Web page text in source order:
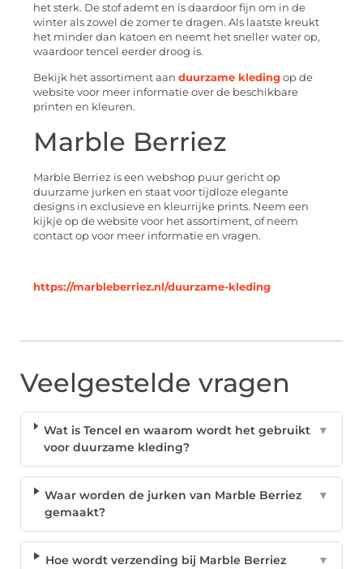
het sterk. De stof ademt en is daardoor fijn om in de
winter als zowel de zomer te dragen. Als laatste kreukt
het minder dan katoen en neemt het sneller water op,
waardoor tencel eerder droog is.
Bekijk het assortiment aan duurzame kleding op de
website voor meer informatie over de beschikbare
printen en kleuren.
Marble Berriez
Marble Berriez is een webshop puur gericht op
duurzame jurken en staat voor tijdloze elegante
designs in exclusieve en kleurrijke prints. Neem een
kijkje op de website voor het assortiment, of neem
contact op voor meer informatie en vragen.
https://marbleberriez.nl/duurzame-kleding
Veelgestelde vragen
Wat is Tencel en waarom wordt het gebruikt
voor duurzame kleding?
▼
Waar worden de jurken van Marble Berriez
gemaakt?
▼
Hoe wordt verzending bij Marble Berriez
▼